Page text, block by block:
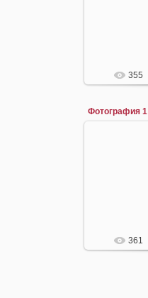
355
Фотография 1
361